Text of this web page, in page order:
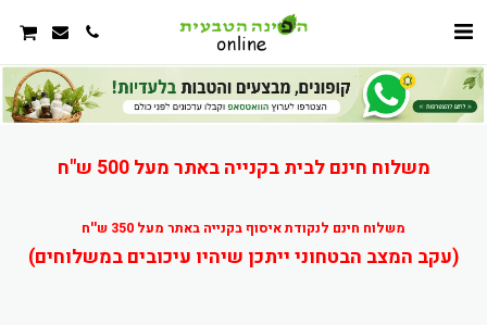
משלוח חינם לבית בקנייה באתר מעל 500 ש"ח
משלוח חינם לנקודת איסוף בקנייה באתר מעל 350 ש''ח
(עקב המצב הבטחוני ייתכן שיהיו עיכובים במשלוחים)